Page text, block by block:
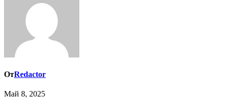
ОтRedactor
Май 8, 2025